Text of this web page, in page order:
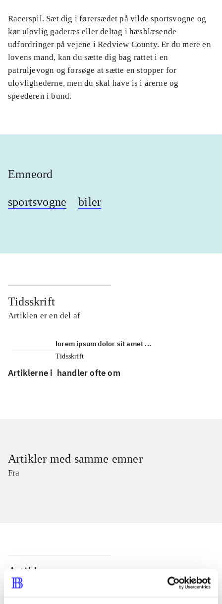
Racerspil. Sæt dig i førersædet på vilde sportsvogne og
kør ulovlig gaderæs eller deltag i hæsblæsende
udfordringer på vejene i Redview County. Er du mere en
lovens mand, kan du sætte dig bag rattet i en
patruljevogn og forsøge at sætte en stopper for
ulovlighederne, men du skal have is i årerne og
speederen i bund.
Emneord
sportsvogne biler
Tidsskrift
Artiklen er en del af
lorem ipsum dolor sit amet ...
Tidsskrift
Artiklerne i handler ofte om
Artikler med samme emner
Fra
Artikler
Alle registrerede artikler fordelt på udgivelser